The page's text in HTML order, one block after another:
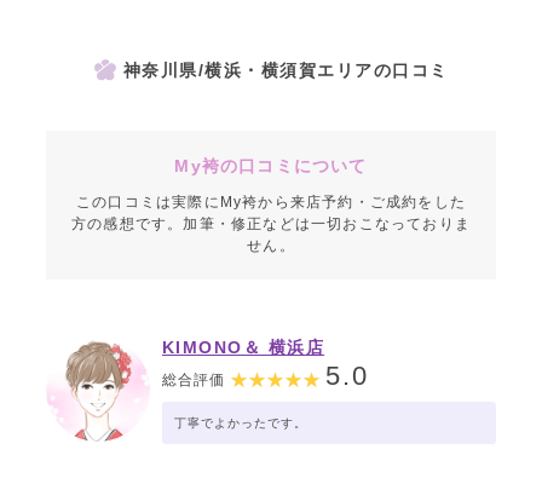
神奈川県/横浜・横須賀エリアの口コミ
My袴の口コミについて
この口コミは実際にMy袴から来店予約・ご成約をした
方の感想です。加筆・修正などは一切おこなっておりま
せん。
KIMONO＆ 横浜店
総合評価 5.0
丁寧でよかったです。